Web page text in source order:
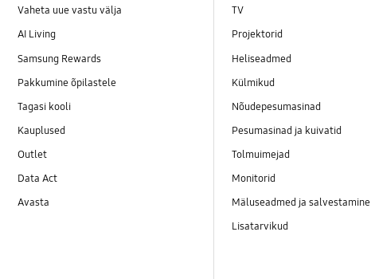
Vaheta uue vastu välja
AI Living
Samsung Rewards
Pakkumine õpilastele
Tagasi kooli
Kauplused
Outlet
Data Act
Avasta
TV
Projektorid
Heliseadmed
Külmikud
Nõudepesumasinad
Pesumasinad ja kuivatid
Tolmuimejad
Monitorid
Mäluseadmed ja salvestamine
Lisatarvikud